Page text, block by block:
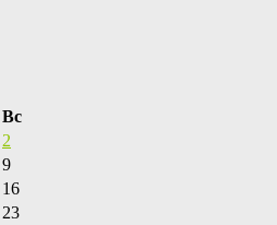
Вс
2
9
16
23